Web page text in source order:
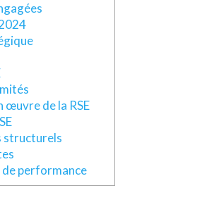
œuvre de la RSE
structurels
performance